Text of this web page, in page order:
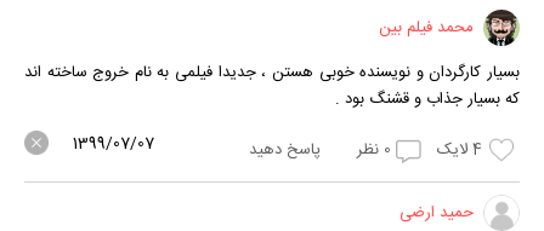
محمد فیلم بین
بسیار کارگردان و نویسنده خوبی هستن ، جدیدا فیلمی به نام خروج ساخته اند
که بسیار جذاب و قشنگ بود .
4لایک 0 نظر پاسخ دهید 1399/07/07
حمید ارضی